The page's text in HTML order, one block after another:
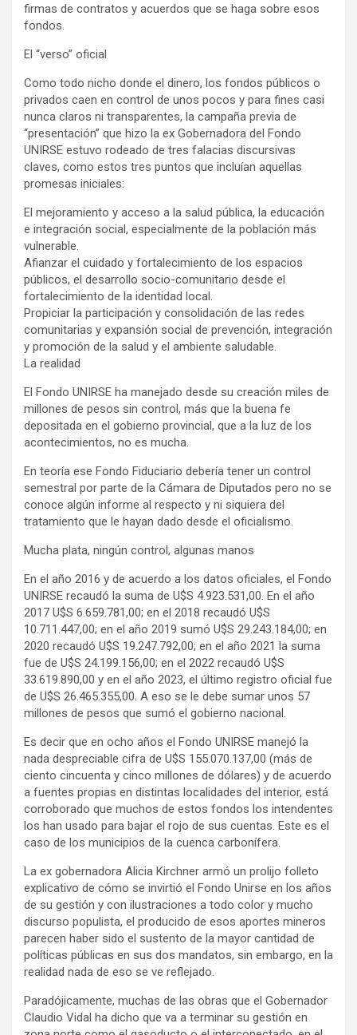
firmas de contratos y acuerdos que se haga sobre esos
fondos.
El “verso” oficial
Como todo nicho donde el dinero, los fondos públicos o
privados caen en control de unos pocos y para fines casi
nunca claros ni transparentes, la campaña previa de
“presentación” que hizo la ex Gobernadora del Fondo
UNIRSE estuvo rodeado de tres falacias discursivas
claves, como estos tres puntos que incluían aquellas
promesas iniciales:
El mejoramiento y acceso a la salud pública, la educación
e integración social, especialmente de la población más
vulnerable.
Afianzar el cuidado y fortalecimiento de los espacios
públicos, el desarrollo socio-comunitario desde el
fortalecimiento de la identidad local.
Propiciar la participación y consolidación de las redes
comunitarias y expansión social de prevención, integración
y promoción de la salud y el ambiente saludable.
La realidad
El Fondo UNIRSE ha manejado desde su creación miles de
millones de pesos sin control, más que la buena fe
depositada en el gobierno provincial, que a la luz de los
acontecimientos, no es mucha.
En teoría ese Fondo Fiduciario debería tener un control
semestral por parte de la Cámara de Diputados pero no se
conoce algún informe al respecto y ni siquiera del
tratamiento que le hayan dado desde el oficialismo.
Mucha plata, ningún control, algunas manos
En el año 2016 y de acuerdo a los datos oficiales, el Fondo
UNIRSE recaudó la suma de U$S 4.923.531,00. En el año
2017 U$S 6.659.781,00; en el 2018 recaudó U$S
10.711.447,00; en el año 2019 sumó U$S 29.243.184,00; en
2020 recaudó U$S 19.247.792,00; en el año 2021 la suma
fue de U$S 24.199.156,00; en el 2022 recaudó U$S
33.619.890,00 y en el año 2023, el último registro oficial fue
de U$S 26.465.355,00. A eso se le debe sumar unos 57
millones de pesos que sumó el gobierno nacional.
Es decir que en ocho años el Fondo UNIRSE manejó la
nada despreciable cifra de U$S 155.070.137,00 (más de
ciento cincuenta y cinco millones de dólares) y de acuerdo
a fuentes propias en distintas localidades del interior, está
corroborado que muchos de estos fondos los intendentes
los han usado para bajar el rojo de sus cuentas. Este es el
caso de los municipios de la cuenca carbonífera.
La ex gobernadora Alicia Kirchner armó un prolijo folleto
explicativo de cómo se invirtió el Fondo Unirse en los años
de su gestión y con ilustraciones a todo color y mucho
discurso populista, el producido de esos aportes mineros
parecen haber sido el sustento de la mayor cantidad de
políticas públicas en sus dos mandatos, sin embargo, en la
realidad nada de eso se ve reflejado.
Paradójicamente, muchas de las obras que el Gobernador
Claudio Vidal ha dicho que va a terminar su gestión en